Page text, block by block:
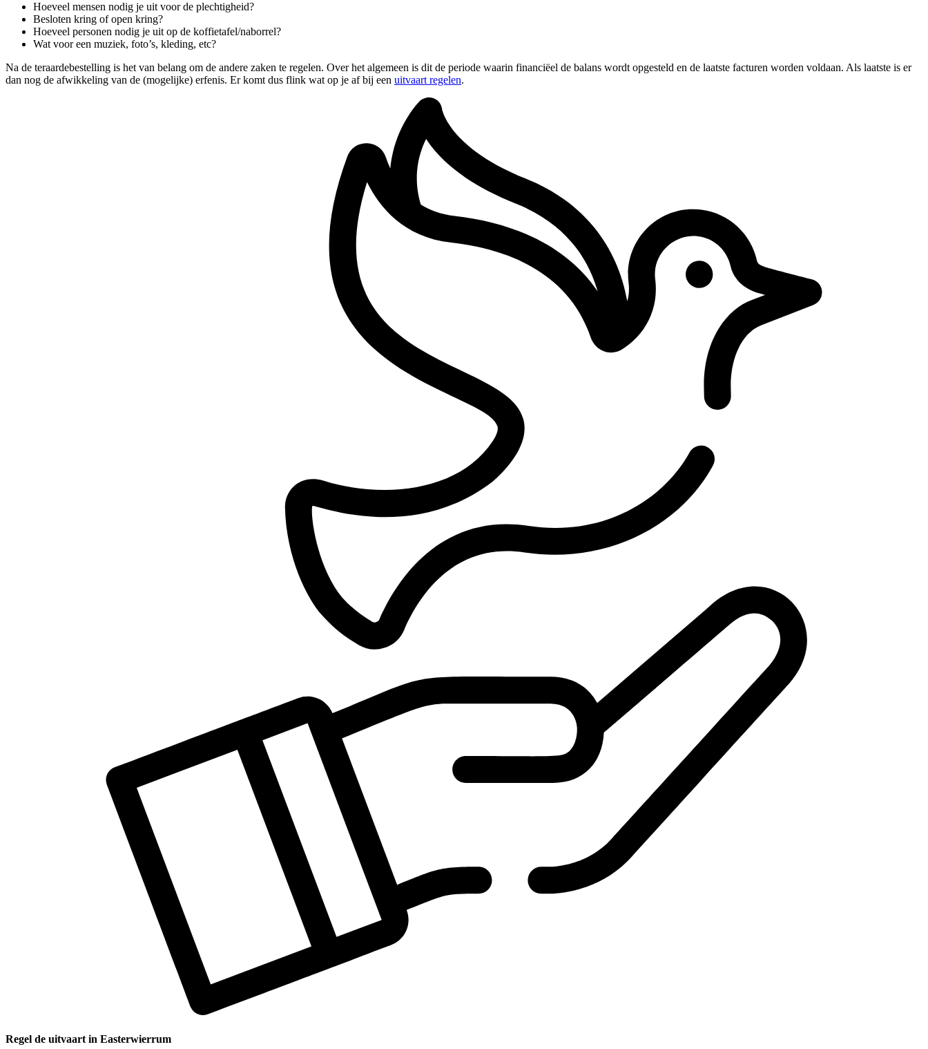
Hoeveel mensen nodig je uit voor de plechtigheid?
Besloten kring of open kring?
Hoeveel personen nodig je uit op de koffietafel/naborrel?
Wat voor een muziek, foto’s, kleding, etc?
Na de teraardebestelling is het van belang om de andere zaken te regelen. Over het algemeen is dit de periode waarin financiëel de balans wordt opgesteld en de laatste facturen worden voldaan. Als laatste is er
dan nog de afwikkeling van de (mogelijke) erfenis. Er komt dus flink wat op je af bij een uitvaart regelen.
Regel de uitvaart in Easterwierrum